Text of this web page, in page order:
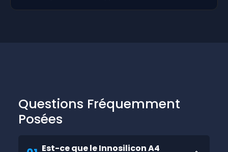
Questions Fréquemment
Posées
Est-ce que le Innosilicon A4